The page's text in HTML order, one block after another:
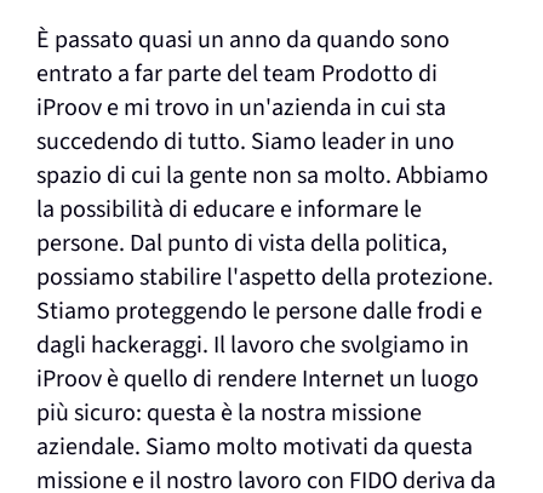
È passato quasi un anno da quando sono
entrato a far parte del team Prodotto di
iProov e mi trovo in un'azienda in cui sta
succedendo di tutto. Siamo leader in uno
spazio di cui la gente non sa molto. Abbiamo
la possibilità di educare e informare le
persone. Dal punto di vista della politica,
possiamo stabilire l'aspetto della protezione.
Stiamo proteggendo le persone dalle frodi e
dagli hackeraggi. Il lavoro che svolgiamo in
iProov è quello di rendere Internet un luogo
più sicuro: questa è la nostra missione
aziendale. Siamo molto motivati da questa
missione e il nostro lavoro con FIDO deriva da